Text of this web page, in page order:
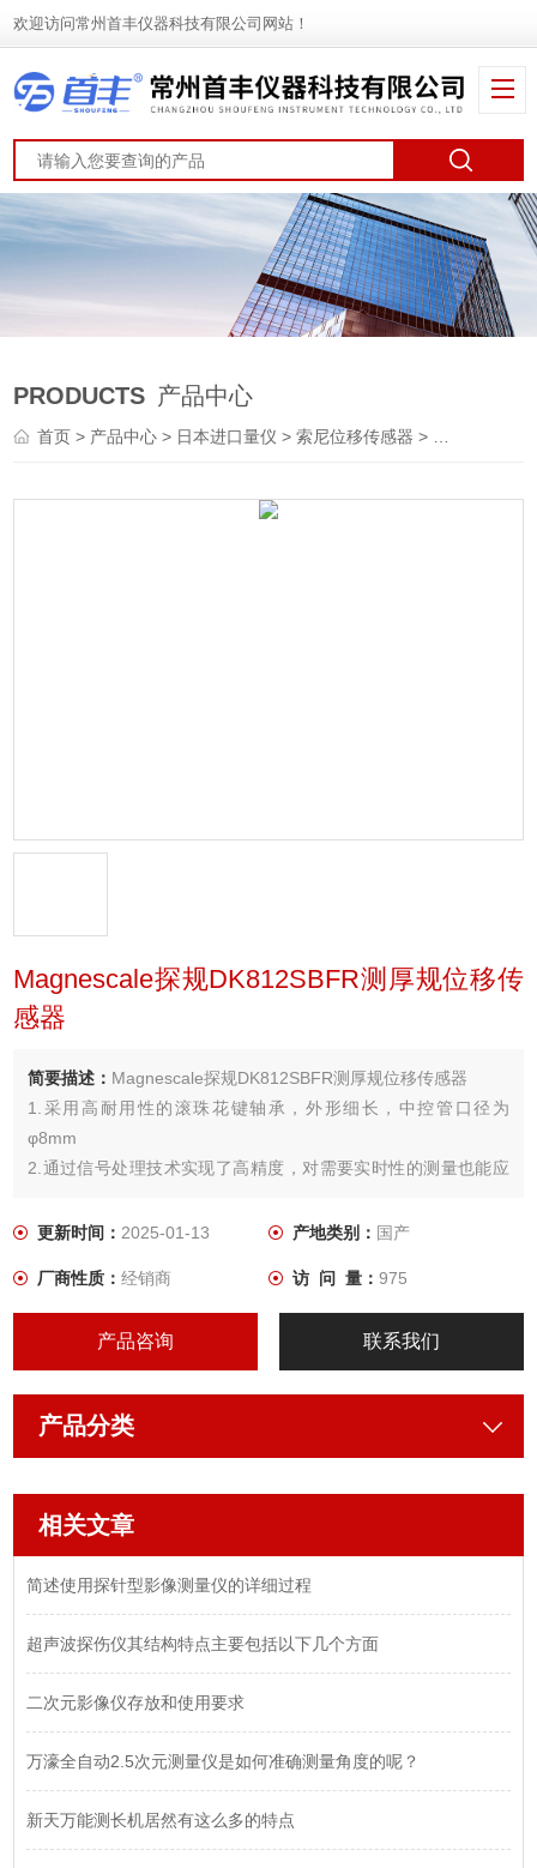
欢迎访问常州首丰仪器科技有限公司网站！
PRODUCTS 产品中心
首页> 产品中心 > 日本进口量仪 >索尼位移传感器 > Magnescale探规DK812SBFR测厚规位移传感器
Magnescale探规DK812SBFR测厚规位移传
感器
简要描述： Magnescale探规DK812SBFR测厚规位移传感器
1.采用高耐用性的滚珠花键轴承，外形细长，中控管口径为
φ8mm
2.通过信号处理技术实现了高精度，对需要实时性的测量也能应
更新时间：2025-01-13 产地类别： 国产
厂商性质：经销商 访 问 量： 975
产品咨询 联系我们
产品分类
相关文章
简述使用探针型影像测量仪的详细过程
超声波探伤仪其结构特点主要包括以下几个方面
二次元影像仪存放和使用要求
万濠全自动2.5次元测量仪是如何准确测量角度的呢？
新天万能测长机居然有这么多的特点